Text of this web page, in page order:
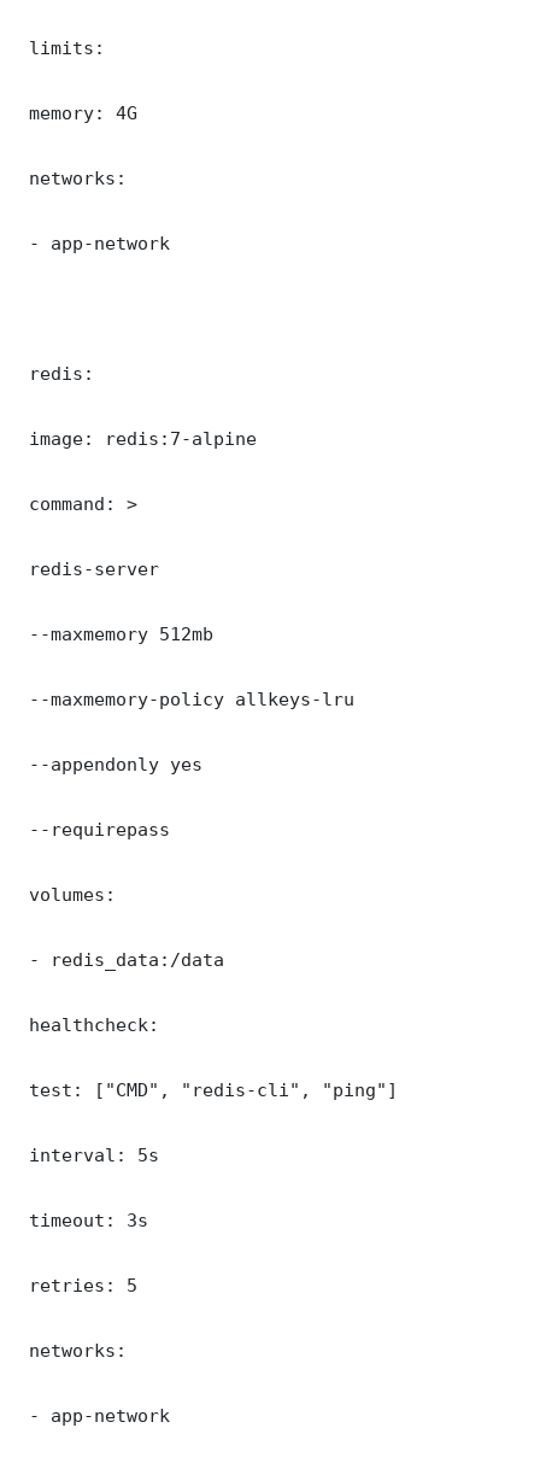
limits:
memory: 4G
networks:
- app-network
redis:
image: redis:7-alpine
command: >
redis-server
--maxmemory 512mb
--maxmemory-policy allkeys-lru
--appendonly yes
--requirepass
volumes:
- redis_data:/data
healthcheck:
test: ["CMD", "redis-cli", "ping"]
interval: 5s
timeout: 3s
retries: 5
networks:
- app-network